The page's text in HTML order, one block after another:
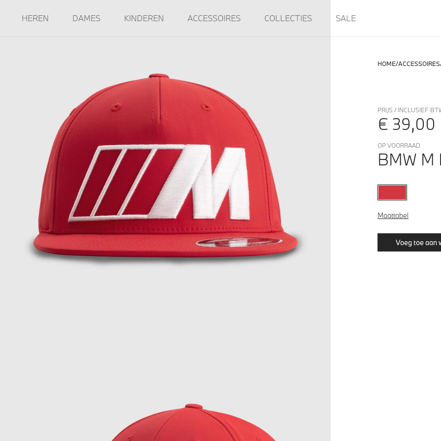
HEREN DAMES KINDEREN ACCESSOIRES COLLECTIES SALE
HOME ACCESSOIRES
PRIJS / INCLUSIEF
€ 39,00
OP VOORRAAD
BMW M
Maattabel
Voeg toe aan